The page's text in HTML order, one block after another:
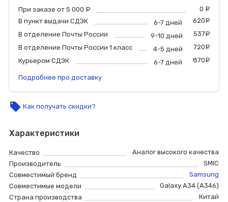
При заказе от 5 000 0
В пункт выдачи СДЭК
6-7 дней 620
В отделение Почты России
9-10 дней 537
В отделение Почты России 1 класс
4-5 дней 720
Курьером СДЭК
6-7 дней 870
Подробнее про доставку
local_offer Как получать скидки?
Характеристики
Качество
Аналог высокого качества
Производитель
SMIC
Совместимый бренд
Samsung
Совместимые модели
Galaxy A34 (A346)
Страна производства
Китай